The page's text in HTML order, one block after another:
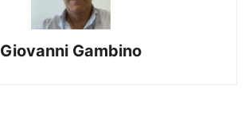
Giovanni Gambino